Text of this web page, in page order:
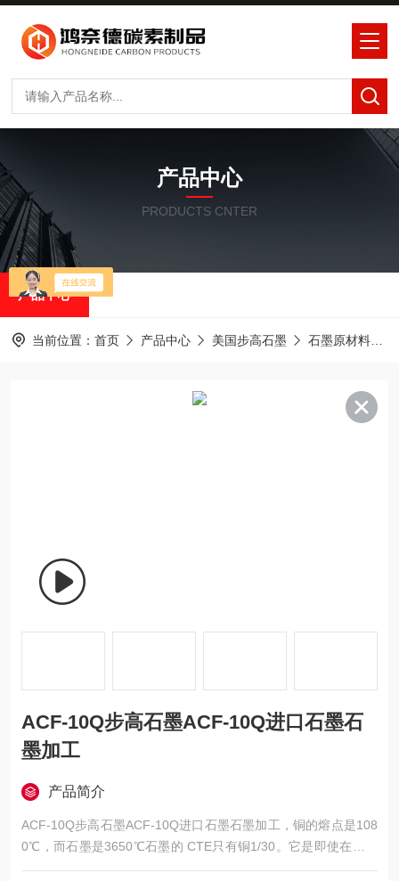
产品中心
PRODUCTS CNTER
产品中心
当前位置： 首页 产品中心 美国步高石墨 石墨原材料
ACF-10Q步高石墨ACF-10Q进口石墨石
墨加工
产品简介
ACF-10Q步高石墨ACF-10Q进口石墨石墨加工，铜的熔点是108
0℃，而石墨是3650℃石墨的 CTE只有铜1/30。它是即使在超高
温的情况下性能也非常稳定。即便在铂电极的加工中，石墨电极